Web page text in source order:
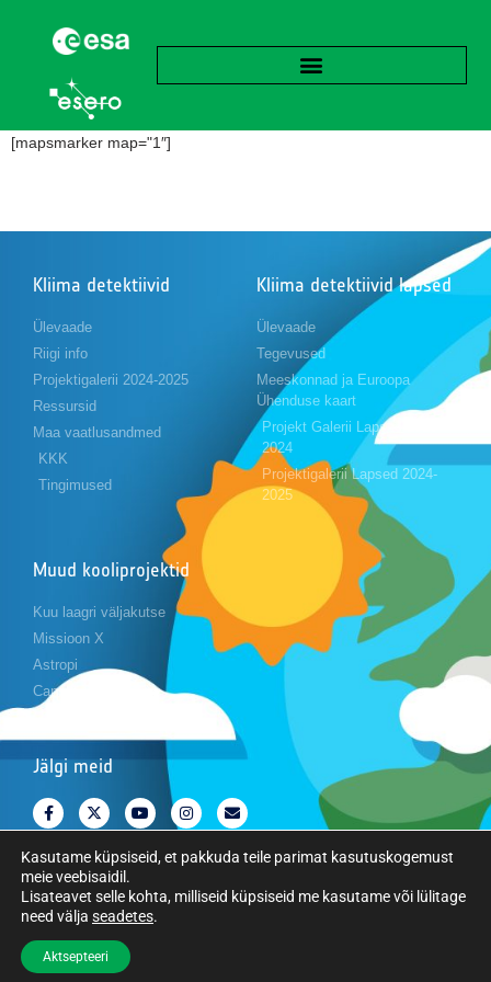
[mapsmarker map="1″]
Kliima detektiivid
Ülevaade
Riigi info
Projektigalerii 2024-2025
Ressursid
Maa vaatlusandmed
KKK
Tingimused
Kliima detektiivid lapsed
Ülevaade
Tegevused
Meeskonnad ja Euroopa
Ühenduse kaart
Projekt Galerii Lapsed 2023-
2024
Projektigalerii Lapsed 2024-
2025
Muud kooliprojektid
Kuu laagri väljakutse
Missioon X
Astropi
Cansat
Jälgi meid
Copyright © Euroopa Kosmoseagentuur. Kõik õigused kaitstud.
Kasutame küpsiseid, et pakkuda teile parimat kasutuskogemust
meie veebisaidil.
Lisateavet selle kohta, milliseid küpsiseid me kasutame või lülitage
need välja seadetes.
Aktsepteeri